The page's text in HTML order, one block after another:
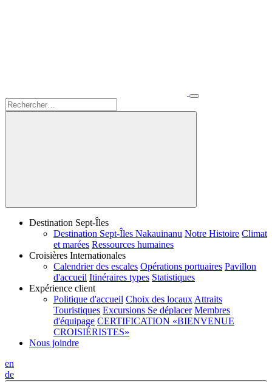
Destination Sept-Îles
Destination Sept-Îles Nakauinanu Notre Histoire Climat
et marées Ressources humaines
Croisières Internationales
Calendrier des escales Opérations portuaires Pavillon
d'accueil Itinéraires types Statistiques
Expérience client
Politique d'accueil Choix des locaux Attraits
Touristiques Excursions Se déplacer Membres
d'équipage CERTIFICATION «BIENVENUE
CROISIÉRISTES»
Nous joindre
en
de